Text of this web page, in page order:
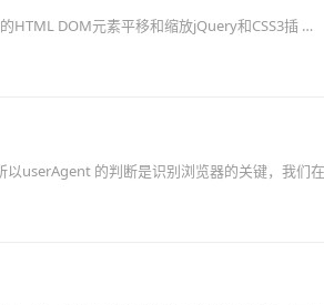
HTML DOM元素平移和缩放jQuery和CSS3插 …
以userAgent 的判断是识别浏览器的关键，我们